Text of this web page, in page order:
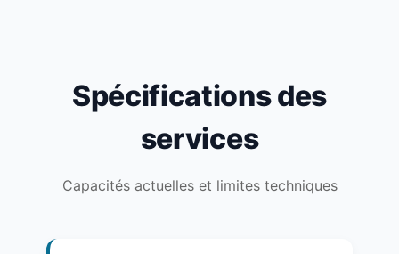
Spécifications des
services
Capacités actuelles et limites techniques